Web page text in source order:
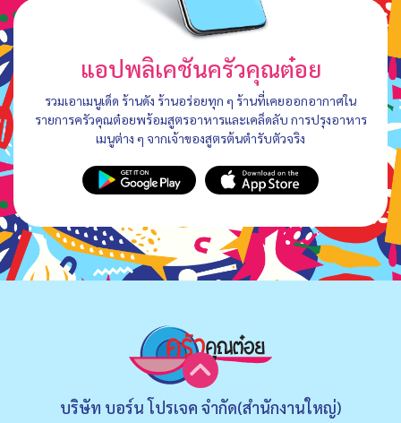
แอปพลิเคชันครัวคุณต๋อย
รวมเอาเมนูเด็ด ร้านดัง ร้านอร่อยทุก ๆ ร้านที่เคยออกอากาศใน
รายการครัวคุณต๋อยพร้อมสูตรอาหารและเคล็ดลับ การปรุงอาหาร
เมนูต่าง ๆ จากเจ้าของสูตรต้นตำรับตัวจริง
บริษัท บอร์น โปรเจค จำกัด(สำนักงานใหญ่)